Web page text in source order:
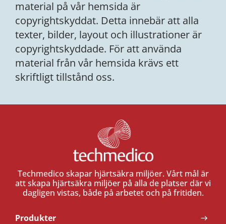
material på vår hemsida är
copyrightskyddat. Detta innebär att alla
texter, bilder, layout och illustrationer är
copyrightskyddade. För att använda
material från vår hemsida krävs ett
skriftligt tillstånd oss.
Techmedico skapar hjärtsäkra miljöer. Vårt mål är
att skapa hjärtsäkra miljöer på alla de platser där vi
dagligen vistas, både på arbetet och på fritiden.
Produkter